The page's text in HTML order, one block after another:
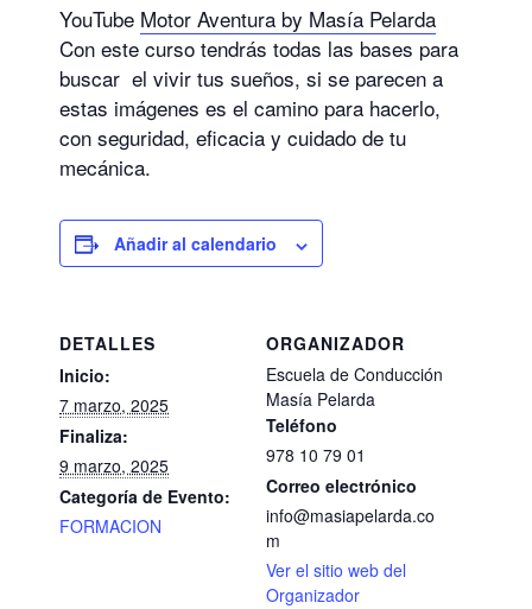
YouTube Motor Aventura by Masía Pelarda
Con este curso tendrás todas las bases para
buscar el vivir tus sueños, si se parecen a
estas imágenes es el camino para hacerlo,
con seguridad, eficacia y cuidado de tu
mecánica.
Añadir al calendario
DETALLES
Inicio:
7 marzo, 2025
Finaliza:
9 marzo, 2025
Categoría de Evento:
FORMACION
ORGANIZADOR
Escuela de Conducción
Masía Pelarda
Teléfono
978 10 79 01
Correo electrónico
info@masiapelarda.co
m
Ver el sitio web del
Organizador